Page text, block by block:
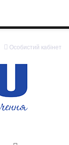
Особистий кабінет